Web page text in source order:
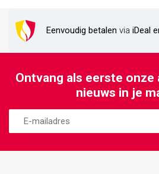
Eenvoudig betalen via iDeal
Ontvang als eerste onze
nieuws in je